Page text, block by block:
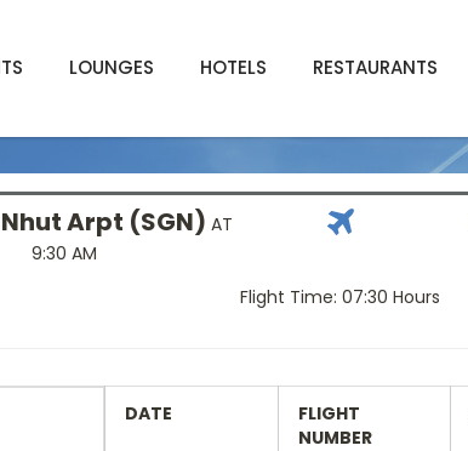
LOUNGES HOTELS RESTAURANTS
Arpt (SGN) AT
9:30 AM
Flight Time: 07:30 Hours
DATE
FLIGHT
NUMBER